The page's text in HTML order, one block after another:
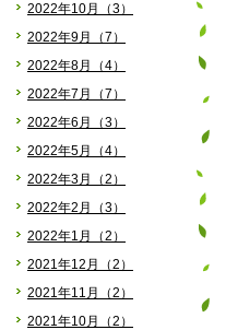
2022年10月（3）
2022年9月（7）
2022年8月（4）
2022年7月（7）
2022年6月（3）
2022年5月（4）
2022年3月（2）
2022年2月（3）
2022年1月（2）
2021年12月（2）
2021年11月（2）
2021年10月（2）